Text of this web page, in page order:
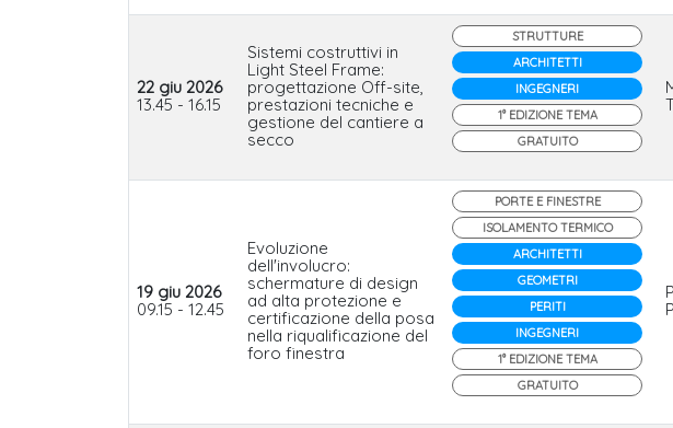
22 giu 2026
13.45 - 16.15
Sistemi costruttivi in
Light Steel Frame:
progettazione Off-site,
prestazioni tecniche e
gestione del cantiere a
secco
STRUTTURE
ARCHITETTI
INGEGNERI
1° EDIZIONE TEMA
GRATUITO
19 giu 2026
09.15 - 12.45
Evoluzione
dell'involucro:
schermature di design
ad alta protezione e
certificazione della posa
nella riqualificazione del
foro finestra
PORTE E FINESTRE
ISOLAMENTO TERMICO
ARCHITETTI
GEOMETRI
PERITI
INGEGNERI
1° EDIZIONE TEMA
GRATUITO